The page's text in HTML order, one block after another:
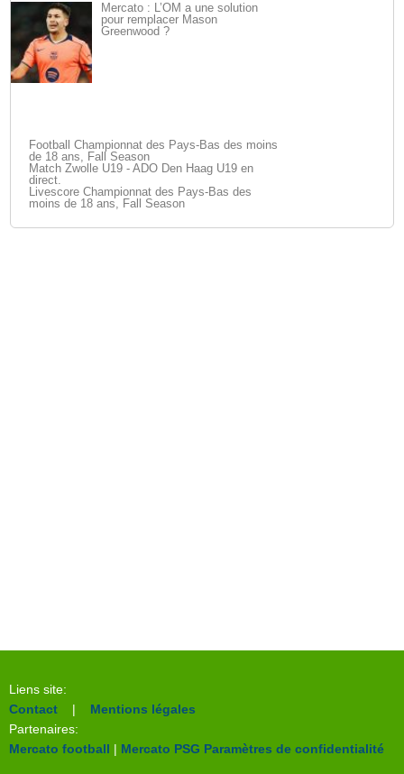
Mercato : L’OM a une solution
pour remplacer Mason
Greenwood ?
Football Championnat des Pays-Bas des moins
de 18 ans, Fall Season
Match Zwolle U19 - ADO Den Haag U19 en
direct.
Livescore Championnat des Pays-Bas des
moins de 18 ans, Fall Season
Liens site:
Contact | Mentions légales
Partenaires:
Mercato football | Mercato PSG Paramètres de confidentialité